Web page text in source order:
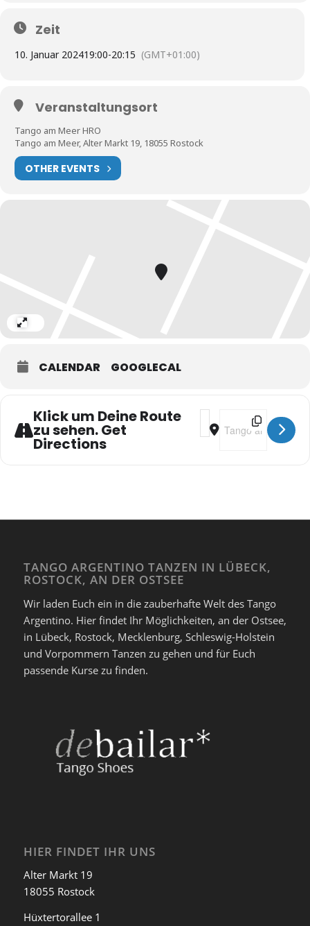
Tanzsaal
Wir bitten sehr um eine Anmeldung unter
www.tangoammeer.de/anmeldung
besser planen können
Zeit
10. Januar 202419:00-20:15 (GMT+01:00)
Veranstaltungsort
Tango am Meer HRO
Tango am Meer, Alter Markt 19, 18055 Rostock
OTHER EVENTS
CALENDAR GOOGLECAL
Klick um Deine Route
zu sehen. Get
Directions
Address - OFFENER
Destination
TANGO ARGENTINO TANZEN IN LÜBECK,
ROSTOCK, AN DER OSTSEE
Wir laden Euch ein in die zauberhafte Welt des Tango
Argentino. Hier findet Ihr Möglichkeiten, an der Ostsee,
in Lübeck, Rostock, Mecklenburg, Schleswig-Holstein
und Vorpommern Tanzen zu gehen und für Euch
passende Kurse zu finden.
HIER FINDET IHR UNS
Alter Markt 19
18055 Rostock
Hüxtertorallee 1